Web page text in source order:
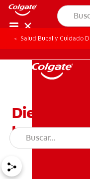
Salud Bucal y Cuidado
Dientes